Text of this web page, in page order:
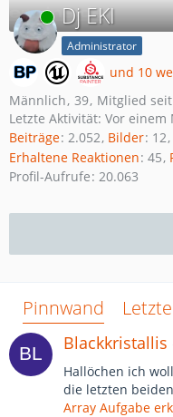
Online Dj EKI
Administrator
und 10
Männlich 39 Mitglied seit
Letzte Aktivität: Vor einem
Beiträge 2.052 Bilder 12
Erhaltene Reaktionen 45
Profil-Aufrufe 20.063
Pinnwand
Blackkristallis
Hallöchen ich
die letzten
Array Aufgabe